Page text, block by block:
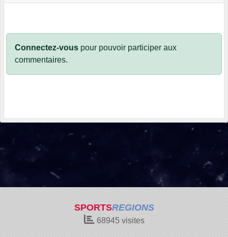
Connectez-vous pour pouvoir participer aux
commentaires.
SPORTSREGIONS
68945visites